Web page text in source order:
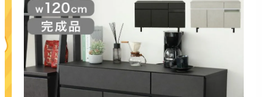
キーワード・商品番号で探す